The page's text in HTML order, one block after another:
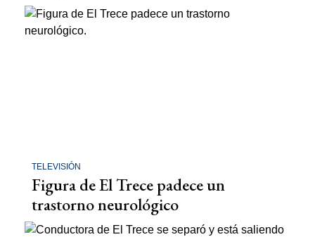
TELEVISIÓN
Figura de El Trece padece un
trastorno neurológico